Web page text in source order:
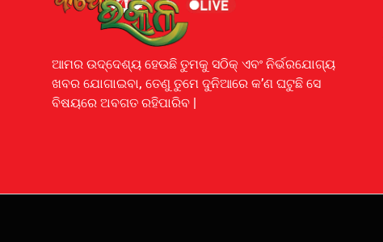
ଆମର ଉଦ୍ଦେଶ୍ୟ ହେଉଛି ତୁମକୁ ସଠିକ୍ ଏବଂ ନିର୍ଭରଯୋଗ୍ୟ
ଖବର ଯୋଗାଇବା, ତେଣୁ ତୁମେ ଦୁନିଆରେ କ’ଣ ଘଟୁଛି ସେ
ବିଷୟରେ ଅବଗତ ରହିପାରିବ |